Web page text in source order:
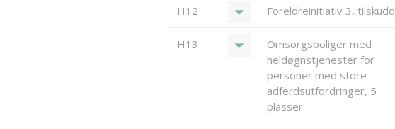
H12 arrow_drop_down Foreldreinitiativ 3, tilskudd
H13 arrow_drop_down
Omsorgsboliger med
heldøgnstjenester for
personer med store
adferdsutfordringer, 5
plasser